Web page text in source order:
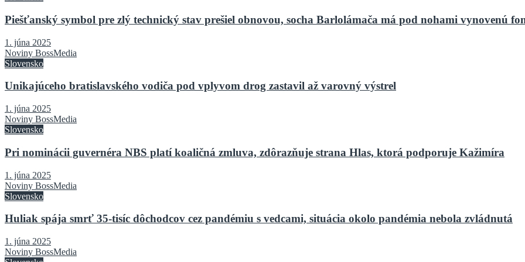
Piešťanský symbol pre zlý technický stav prešiel obnovou, socha Barlolámača má pod nohami vynovenú
1. júna 2025
Noviny BossMedia
Slovensko
Unikajúceho bratislavského vodiča pod vplyvom drog zastavil až varovný výstrel
1. júna 2025
Noviny BossMedia
Slovensko
Pri nominácii guvernéra NBS platí koaličná zmluva, zdôrazňuje strana Hlas, ktorá podporuje Kažimíra
1. júna 2025
Noviny BossMedia
Slovensko
Huliak spája smrť 35-tisíc dôchodcov cez pandémiu s vedcami, situácia okolo pandémia nebola zvládnutá
1. júna 2025
Noviny BossMedia